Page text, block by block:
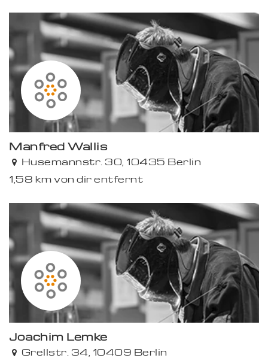
Premium
Manfred Wallis
Husemannstr. 30, 10435 Berlin
1,58 km von dir entfernt
Joachim Lemke
Grellstr. 34, 10409 Berlin